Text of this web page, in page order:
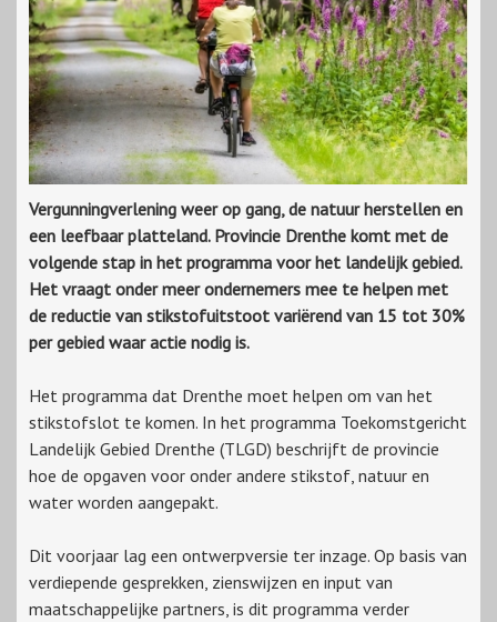
Vergunningverlening weer op gang, de natuur herstellen en
een leefbaar platteland. Provincie Drenthe komt met de
volgende stap in het programma voor het landelijk gebied.
Het vraagt onder meer ondernemers mee te helpen met
de reductie van stikstofuitstoot variërend van 15 tot 30%
per gebied waar actie nodig is.
Het programma dat Drenthe moet helpen om van het
stikstofslot te komen. In het programma Toekomstgericht
Landelijk Gebied Drenthe (TLGD) beschrijft de provincie
hoe de opgaven voor onder andere stikstof, natuur en
water worden aangepakt.
Dit voorjaar lag een ontwerpversie ter inzage. Op basis van
verdiepende gesprekken, zienswijzen en input van
maatschappelijke partners, is dit programma verder